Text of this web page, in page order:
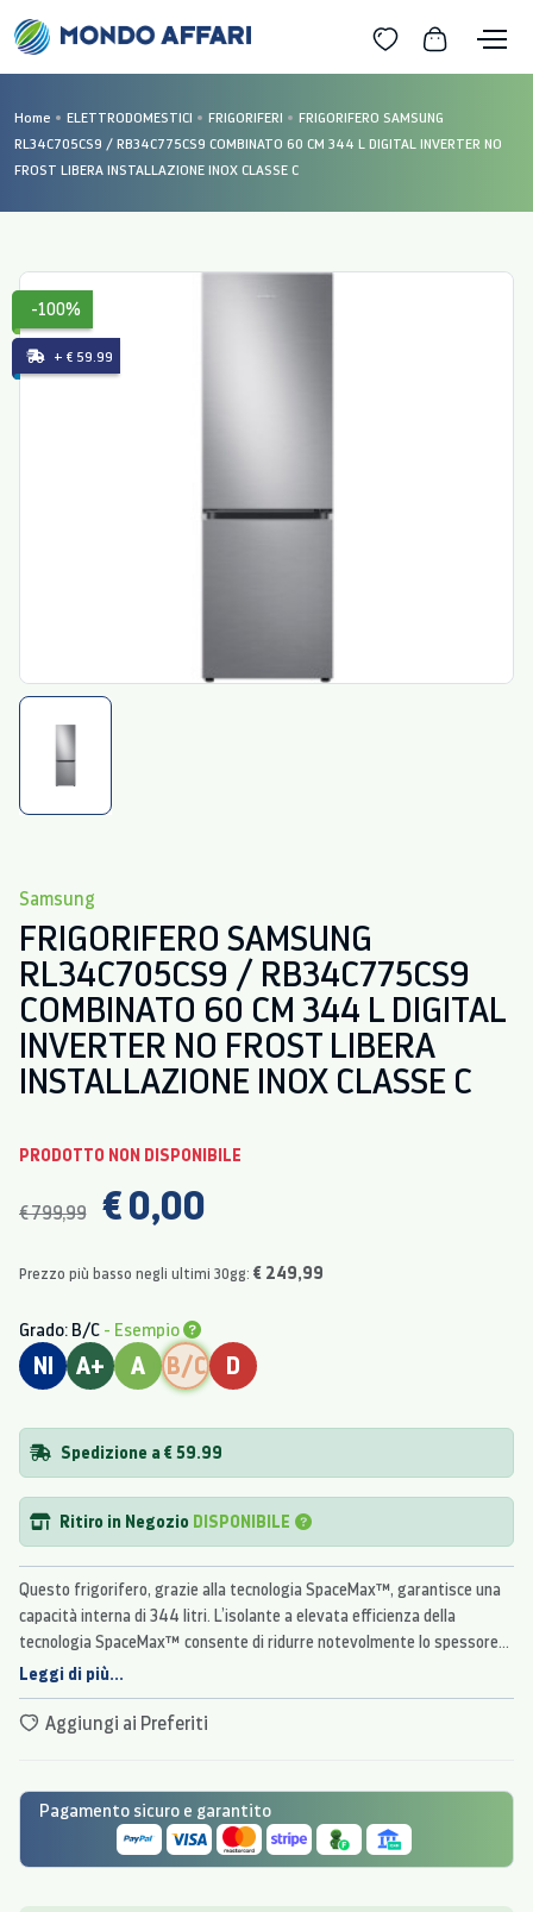
Home ELETTRODOMESTICI FRIGORIFERI
FRIGORIFERO SAMSUNG
RL34C705CS9 / RB34C775CS9 COMBINATO 60 CM 344 L DIGITAL INVERTER NO
FROST LIBERA INSTALLAZIONE INOX CLASSE C
-100%
+ € 59.99
Samsung
FRIGORIFERO SAMSUNG
RL34C705CS9 / RB34C775CS9
COMBINATO 60 CM 344 L DIGITAL
INVERTER NO FROST LIBERA
INSTALLAZIONE INOX CLASSE C
PRODOTTO NON DISPONIBILE
€ 799,99 € 0,00
Prezzo più basso negli ultimi 30gg: € 249,99
Grado: B/C - Esempio
NI A+ A B/C D
Spedizione a € 59.99
Ritiro in Negozio DISPONIBILE
Questo frigorifero, grazie alla tecnologia SpaceMax™, garantisce una
capacità interna di 344 litri. L’isolante a elevata efficienza della
tecnologia SpaceMax™ consente di ridurre notevolmente lo spessore
delle pareti, creando più spazio per la conservazione degli alimenti,
senza antiestetiche sporgenze esterne.
Leggi di più...
Aggiungi ai Preferiti
Pagamento sicuro e garantito